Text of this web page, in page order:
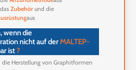
Zubehör und die
aus
wenn die
nicht auf derMALTEP-
ist?
die Herstellung von Graphitformen